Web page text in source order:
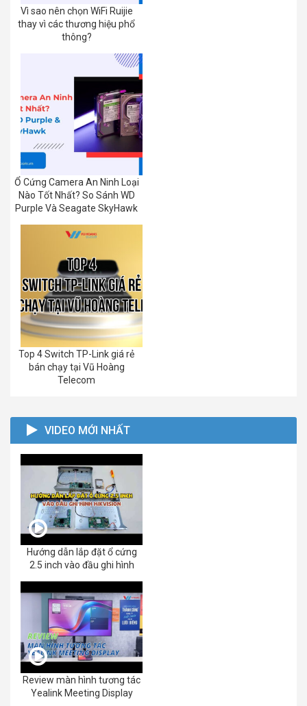
Vì sao nên chọn WiFi Ruijie
thay vì các thương hiệu phổ
thông?
Ổ Cứng Camera An Ninh Loại
Nào Tốt Nhất? So Sánh WD
Purple Và Seagate SkyHawk
Top 4 Switch TP-Link giá rẻ
bán chạy tại Vũ Hoàng
Telecom
VIDEO MỚI NHẤT
Hướng dẫn lắp đặt ổ cứng
2.5 inch vào đầu ghi hình
Review màn hình tương tác
Yealink Meeting Display